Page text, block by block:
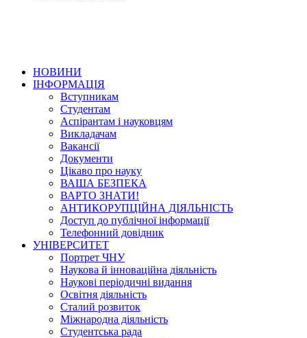
НОВИНИ
ІНФОРМАЦІЯ
Вступникам
Студентам
Аспірантам і науковцям
Викладачам
Вакансії
Документи
Цікаво про науку
ВАША БЕЗПЕКА
ВАРТО ЗНАТИ!
АНТИКОРУПЦІЙНА ДІЯЛЬНІСТЬ
Доступ до публічної інформації
Телефонний довідник
УНІВЕРСИТЕТ
Портрет ЧНУ
Наукова й інноваційна діяльність
Наукові періодичні видання
Освітня діяльність
Сталий розвиток
Міжнародна діяльність
Студентська рада